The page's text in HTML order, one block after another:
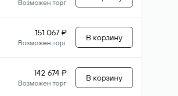
Возможен торг
151 067 ₽
Возможен торг
В корзину
142 674 ₽
Возможен торг
В корзину